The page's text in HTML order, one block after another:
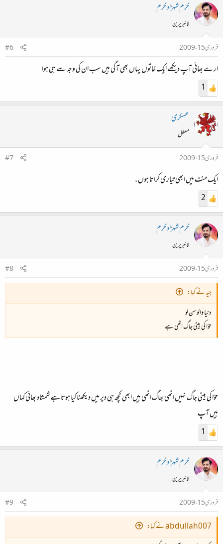
خرم شہزاد خرم
لائبریرین
فروری 15، 2009
#6
ارے بھائی آپ دیکھے ایک خاتوں یہاں بھی آ گی ہیں سب ان کی وجہ سے ہی ہوا
1
عسکری
معطل
فروری 15، 2009
#7
ایک منٹ میں ابھی تیاری کراتا ہوں۔
2
خرم شہزاد خرم
لائبریرین
فروری 15، 2009
#8
جیہ نے کہا:
دنیا والو سن لو
حؤا کی بیٹی جاگ اٹھی ہے
حؤا کی بیٹی جاگ نہیں اٹھی بھاگ اٹھی ہیں ابھی کچھ ہی دیر میں دیکھنا کیا ہوتا ہے شمشاد بھائی کہاں
ہیں آپ
1
خرم شہزاد خرم
لائبریرین
فروری 15، 2009
#9
abdullah007 نے کہا: